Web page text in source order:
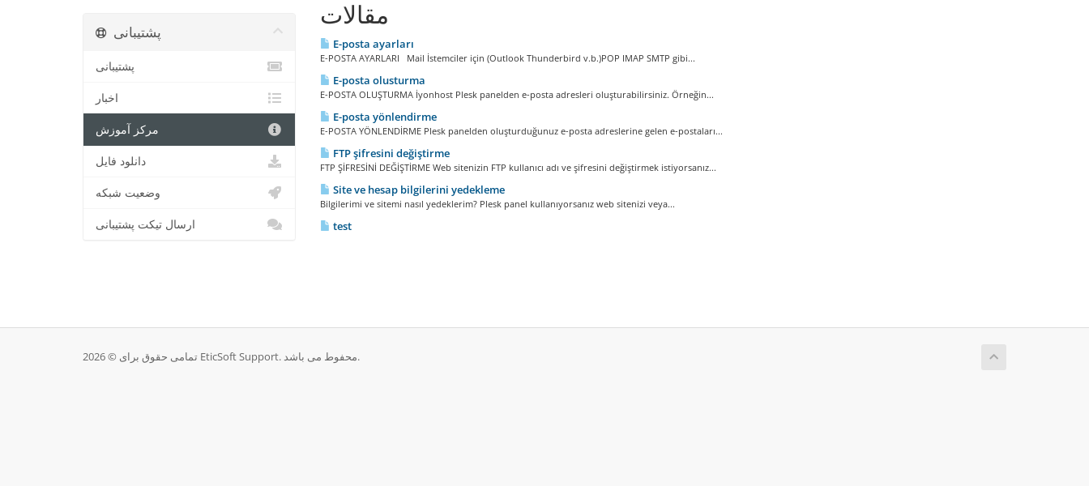
مقالات
E-posta ayarları
E-POSTA AYARLARI Mail İstemciler için (Outlook Thunderbird v.b.)POP IMAP SMTP gibi...
E-posta olusturma
E-POSTA OLUŞTURMA İyonhost Plesk panelden e-posta adresleri oluşturabilirsiniz. Örneğin...
E-posta yönlendirme
E-POSTA YÖNLENDİRME Plesk panelden oluşturduğunuz e-posta adreslerine gelen e-postaları...
FTP şifresini değiştirme
FTP ŞİFRESİNİ DEĞİŞTİRME Web sitenizin FTP kullanıcı adı ve şifresini değiştirmek istiyorsanız...
Site ve hesap bilgilerini yedekleme
Bilgilerimi ve sitemi nasıl yedeklerim? Plesk panel kullanıyorsanız web sitenizi veya...
test
پشتیبانی
پشتیبانی
اخبار
مرکز آموزش
دانلود فایل
وضعیت شبکه
ارسال تیکت پشتیبانی
تمامی حقوق برای © 2026 EticSoft Support. محفوط می باشد.